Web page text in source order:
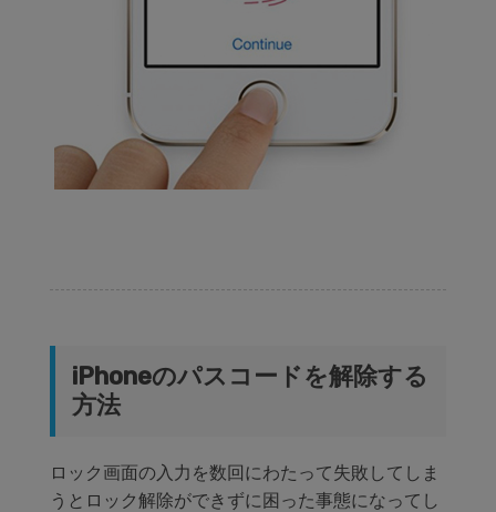
iPhoneのパスコードを解除する
方法
ロック画面の入力を数回にわたって失敗してしま
うとロック解除ができずに困った事態になってし